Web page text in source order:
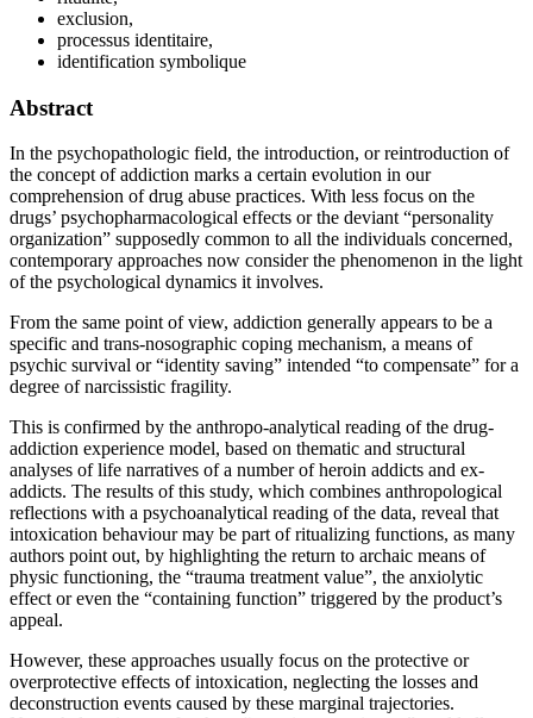
exclusion,
processus identitaire,
identification symbolique
Abstract
In the psychopathologic field, the introduction, or reintroduction of
the concept of addiction marks a certain evolution in our
comprehension of drug abuse practices. With less focus on the
drugs’ psychopharmacological effects or the deviant “personality
organization” supposedly common to all the individuals concerned,
contemporary approaches now consider the phenomenon in the light
of the psychological dynamics it involves.
From the same point of view, addiction generally appears to be a
specific and trans-nosographic coping mechanism, a means of
psychic survival or “identity saving” intended “to compensate” for a
degree of narcissistic fragility.
This is confirmed by the anthropo-analytical reading of the drug-
addiction experience model, based on thematic and structural
analyses of life narratives of a number of heroin addicts and ex-
addicts. The results of this study, which combines anthropological
reflections with a psychoanalytical reading of the data, reveal that
intoxication behaviour may be part of ritualizing functions, as many
authors point out, by highlighting the return to archaic means of
physic functioning, the “trauma treatment value”, the anxiolytic
effect or even the “containing function” triggered by the product’s
appeal.
However, these approaches usually focus on the protective or
overprotective effects of intoxication, neglecting the losses and
deconstruction events caused by these marginal trajectories.